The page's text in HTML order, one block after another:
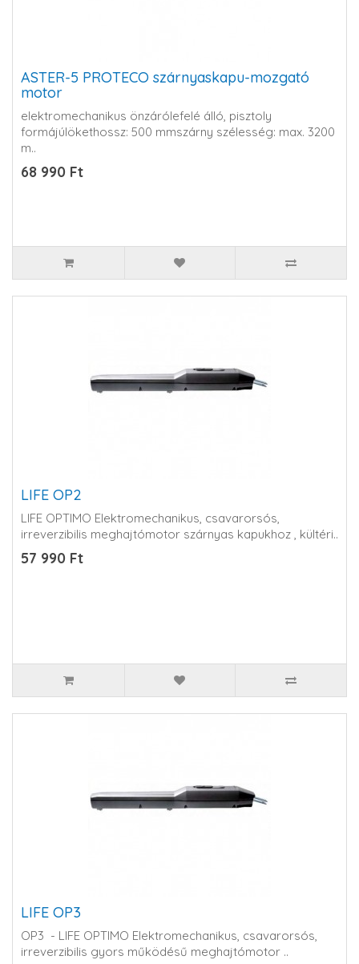
ASTER-5 PROTECO szárnyaskapu-mozgató
motor
elektromechanikus önzárólefelé álló, pisztoly
formájúlökethossz: 500 mmszárny szélesség: max. 3200
m..
68 990 Ft
LIFE OP2
LIFE OPTIMO Elektromechanikus, csavarorsós,
irreverzibilis meghajtómotor szárnyas kapukhoz , kültéri..
57 990 Ft
LIFE OP3
OP3 - LIFE OPTIMO Elektromechanikus, csavarorsós,
irreverzibilis gyors működésű meghajtómotor ..